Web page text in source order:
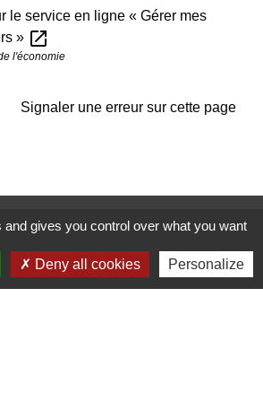
le service en ligne « Gérer mes
» open_in_new
l'économie
Signaler une erreur sur cette page
Contactez-nous
de Janneyrias
30, route Crémieu
gives you control over what you want
Deny all cookies Personalize